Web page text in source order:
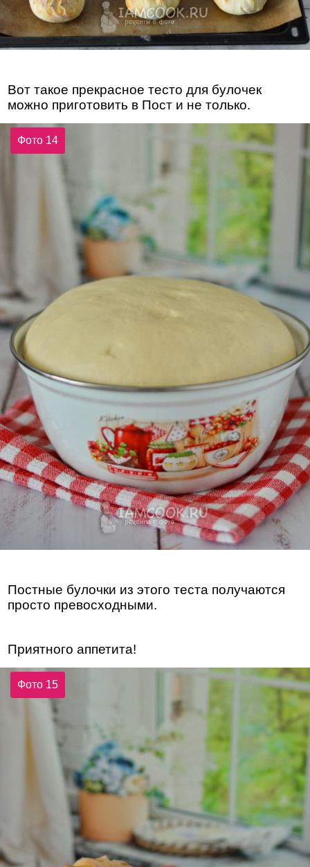
Вот такое прекрасное тесто для булочек
можно приготовить в Пост и не только.
Фото 14
Постные булочки из этого теста получаются
просто превосходными.
Приятного аппетита!
Фото 15